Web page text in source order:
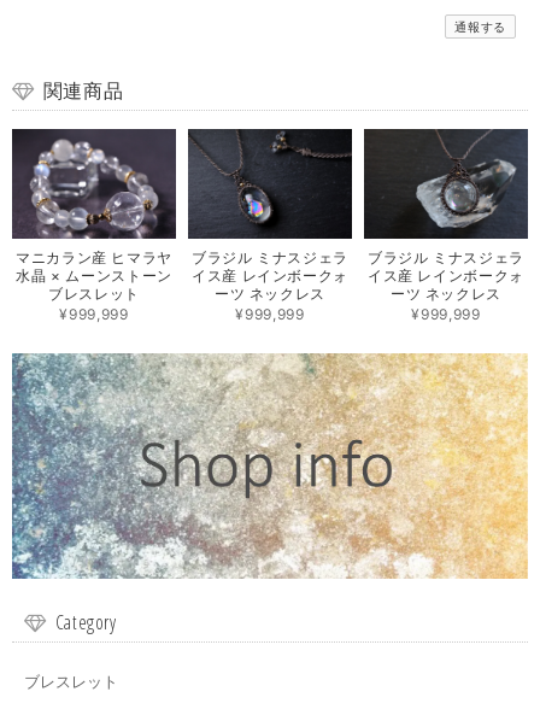
通報する
関連商品
マニカラン産 ヒマラヤ
水晶 × ムーンストーン
ブレスレット
¥999,999
ブラジル ミナスジェラ
イス産 レインボークォ
ーツ ネックレス
¥999,999
ブラジル ミナスジェラ
イス産 レインボークォ
ーツ ネックレス
¥999,999
Category
ブレスレット